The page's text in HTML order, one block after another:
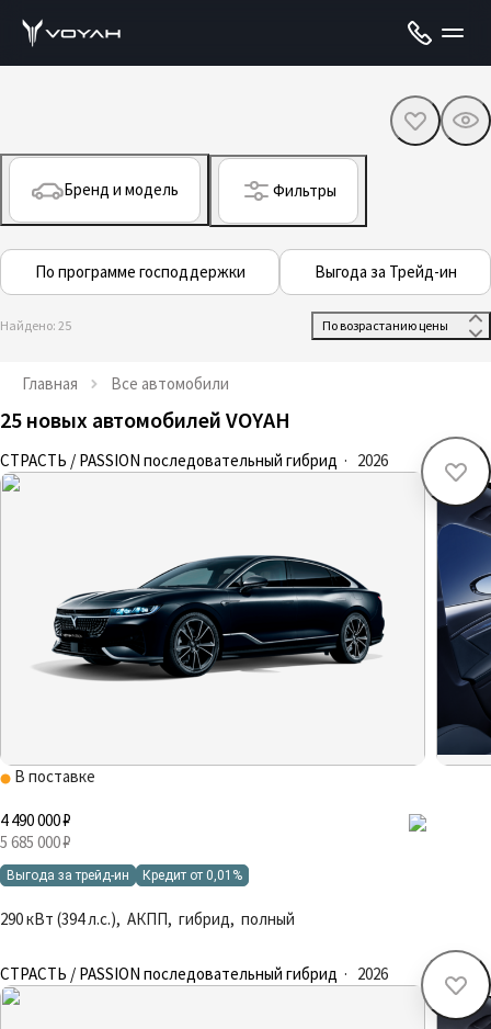
Бренд и модель Фильтры
По программе господдержки Выгода за Трейд-ин
Найдено: 25
Главная Все автомобили
25 новых автомобилей VOYAH
СТРАСТЬ / PASSION последовательный гибрид · 2026
В поставке
4 490 000 ₽
5 685 000 ₽
Выгода за трейд-ин Кредит от 0,01%
290 кВт (394 л.с.), АКПП, гибрид, полный
СТРАСТЬ / PASSION последовательный гибрид · 2026